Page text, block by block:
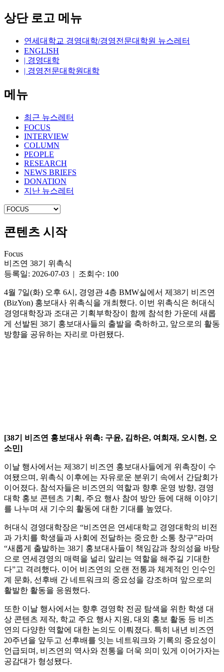
상단 로고 메뉴
연세대학교 경영대학/경영전문대학원 뉴스레터
ENGLISH
| 경영대학
| 경영전문대학원대학
메뉴
최근 뉴스레터
FOCUS
INTERVIEW
COLUMN
PEOPLE
RESEARCH
NEWS BRIEFS
DONATION
지난 뉴스레터
콘텐츠 시작
Focus
비즈연 38기 위촉식
등록일: 2026-07-03 | 조회수: 100
4월 7일(화) 오후 6시, 경영관 4층 BMW실에서 제38기 비즈연
(BizYon) 홍보대사 위촉식을 개최했다. 이번 위촉식은 허대식
경영대학장과 조대곤 기획부학장이 함께 참석한 가운데 새롭
게 선발된 38기 홍보대사들의 출발을 축하하고, 앞으로의 활동
방향을 공유하는 자리로 마련됐다.
[38기 비즈연 홍보대사 위촉: 구윤, 김하은, 여희재, 오시현, 오
소민]
이날 행사에서는 제38기 비즈연 홍보대사들에게 위촉장이 수
여됐으며, 위촉식 이후에는 자유로운 분위기 속에서 간담회가
이어졌다. 참석자들은 비즈연의 역할과 향후 운영 방향, 경영
대학 홍보 콘텐츠 기획, 주요 행사 참여 방안 등에 대해 이야기
를 나누며 새 기수의 활동에 대한 기대를 높였다.
허대식 경영대학장은 “비즈연은 연세대학교 경영대학의 비전
과 가치를 학생들과 사회에 전달하는 중요한 소통 창구”라며
“새롭게 출발하는 38기 홍보대사들이 책임감과 창의성을 바탕
으로 연세경영의 매력을 널리 알리는 역할을 해주길 기대한
다”고 격려했다. 이어 비즈연의 오랜 전통과 체계적인 인수인
계 문화, 선후배 간 네트워크의 중요성을 강조하며 앞으로의
활발한 활동을 응원했다.
또한 이날 행사에서는 향후 경영학 전공 탐색을 위한 학생 대
상 콘텐츠 제작, 학교 주요 행사 지원, 대외 홍보 활동 등 비즈
연의 다양한 역할에 대한 논의도 이뤄졌다. 특히 내년 비즈연
20주년을 앞두고 선후배를 잇는 네트워크와 기록의 중요성이
언급되며, 비즈연의 역사와 전통을 더욱 의미 있게 이어가자는
공감대가 형성됐다.